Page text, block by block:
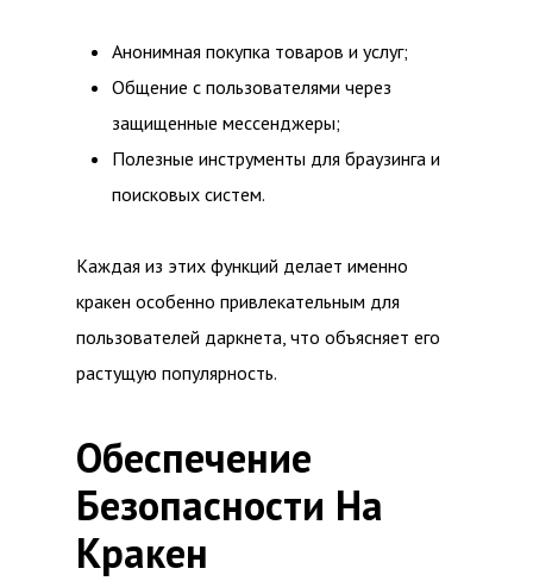
Анонимная покупка товаров и услуг;
Общение с пользователями через
защищенные мессенджеры;
Полезные инструменты для браузинга и
поисковых систем.
Каждая из этих функций делает именно
кракен особенно привлекательным для
пользователей даркнета, что объясняет его
растущую популярность.
Обеспечение
Безопасности На
Кракен